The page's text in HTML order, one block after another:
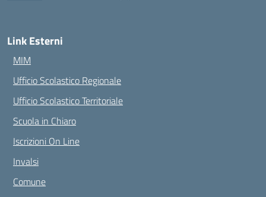
Link Esterni
MIM
Ufficio Scolastico Regionale
Ufficio Scolastico Territoriale
Scuola in Chiaro
Iscrizioni On Line
Invalsi
Comune